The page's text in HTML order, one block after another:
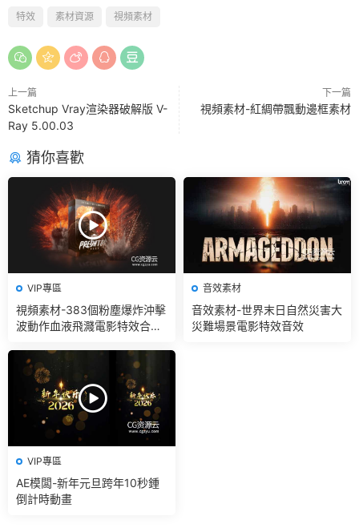
特效 素材資源 視頻素材
上一篇
Sketchup Vray渲染器破解版 V-
Ray 5.00.03
下一篇
視頻素材-紅綢帶飄動邊框素材
猜你喜歡
VIP專區
視頻素材-383個粉塵爆炸沖擊
波動作血液飛濺電影特效合成
音效素材
音效素材-世界末日自然災害大
災難場景電影特效音效
VIP專區
AE模闆-新年元旦跨年10秒鍾
倒計時動畫